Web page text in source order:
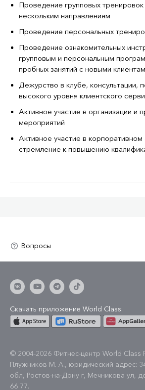
Проведение групповых
нескольким направлениям
Проведение персональных
Проведение ознакомительных
групповым и персональным
пробных занятий с новыми
Дежурство в клубе, консультации,
высокого уровня клиентского
Активное участие в организации и
мероприятий
Активное участие в корпоративном
стремление к повышению
Скачать приложение World Class:
© 2004-2026 Фитнес-центр World Class
Плужников М. А., юридический адрес:
обл, Ростов-на-Дону г, Мечникова ул,
66 77.